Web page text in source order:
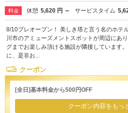
料金 休憩 5,620 円 ～ サービスタイム
8/10プレオープン！ 美しき塔と言う名のホテ
川市のアミューズメントスポットが周辺にあ
グまでお楽しみ頂ける施設が隣接しています
に、是非お...
クーポン
[全日]基本料金から500円OFF
クーポン内容をもっ